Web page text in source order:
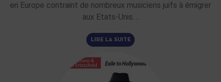
en Europe contraint de nombreux musiciens juifs à émigrer
aux Etats-Unis.…
LIRE LA SUITE